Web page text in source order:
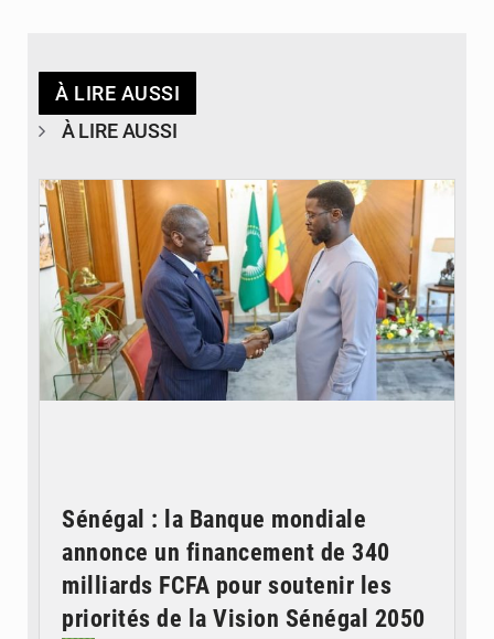
À LIRE AUSSI
À LIRE AUSSI
Sénégal : la Banque mondiale
annonce un financement de 340
milliards FCFA pour soutenir les
priorités de la Vision Sénégal 2050